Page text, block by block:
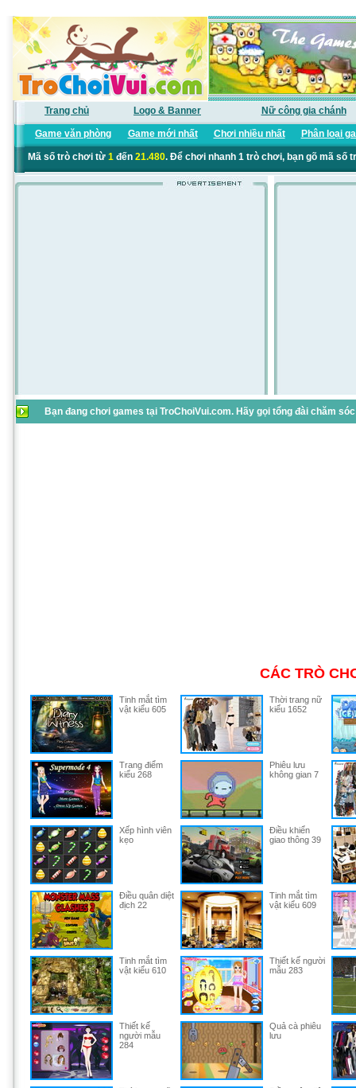
Trang chủ Logo & Banner Nữ công gia chánh
Game văn phòng Game mới nhất Chơi nhiều nhất Phân loại
Mã số trò chơi từ 1đến 21.480. Để chơi nhanh 1 trò chơi, bạn gõ mã số
Bạn đang chơi games tại TroChoiVui.com. Hãy gọi tổng đài chăm
CÁC TRÒ
Tinh mắt tìm
vật kiểu 605
Thời trang nữ
kiểu 1652
Trang điểm
kiểu 268
Phiêu lưu
không gian 7
Xếp hình viên
kẹo
Điều khiển
giao thông 39
Điều quân diệt
địch 22
Tinh mắt tìm
vật kiểu 609
Tinh mắt tìm
vật kiểu 610
Thiết kế người
mẫu 283
Thiết kế
người mẫu
284
Quả cà phiêu
lưu